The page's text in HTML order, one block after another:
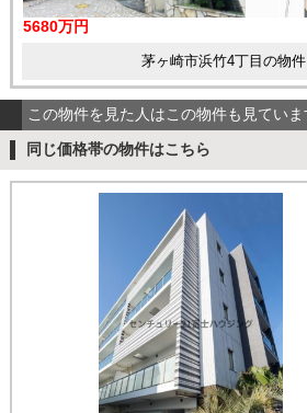
5680万円
茅ヶ崎市浜竹4丁目の物
この物件を見た人はこの物件も見ていま
同じ価格帯の物件はこちら